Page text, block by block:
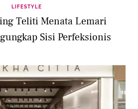
LIFESTYLE
Teliti Menata Lemari
Sisi Perfeksionis